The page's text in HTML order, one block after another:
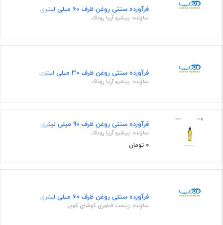
فرآورده سنتی روغن ظرف 60 میلی لیتری
سازنده: پیشرو آریا روناک
فرآورده سنتی روغن ظرف 30 میلی لیتری
سازنده: پیشرو آریا روناک
فرآورده سنتی روغن ظرف 90 میلی لیتری
سازنده: پیشرو آریا روناک
0 تومان
فرآورده سنتی روغن ظرف 60 میلی لیتری
سازنده: زیست فناوری کوشای کویر